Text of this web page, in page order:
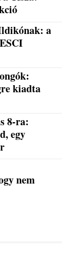
a
kiadta
8-ra:
egy
nem